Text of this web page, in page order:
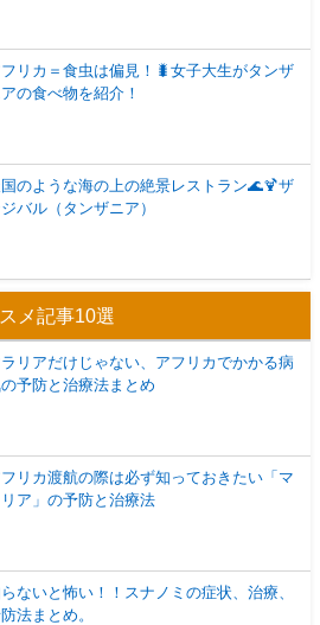
フリカ＝食虫は偏見！🐛女子大生がタンザ
アの食べ物を紹介！
国のような海の上の絶景レストラン🌊🍹ザ
バル（タンザニア）
メ記事10選
リアだけじゃない、アフリカでかかる病
予防と治療法まとめ
リカ渡航の際は必ず知っておきたい「マ
ア」の予防と治療法
ないと怖い！！スナノミの症状、治療、
法まとめ。